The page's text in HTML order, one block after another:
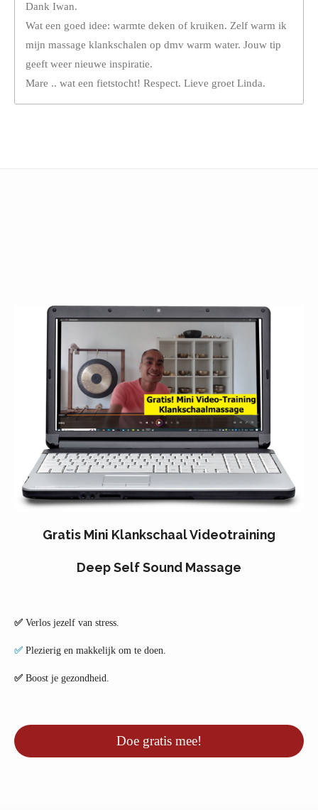
Dank Iwan.
Wat een goed idee: warmte deken of kruiken. Zelf warm ik
mijn massage klankschalen op dmv warm water. Jouw tip
geeft weer nieuwe inspiratie.
Mare .. wat een fietstocht! Respect. Lieve groet Linda.
Gratis Mini Klankschaal Videotraining
Deep Self Sound Massage
✅ Verlos jezelf van stress.
✅ Plezierig en makkelijk om te doen.
✅ Boost je gezondheid.
Doe gratis mee!